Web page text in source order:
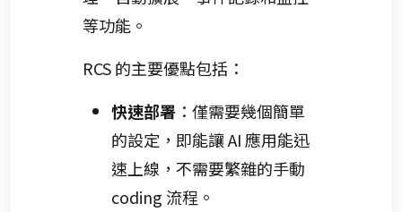
等功能。
RCS 的主要優點包括：
快速部署 ：僅需要幾個簡單
的設定，即能讓 AI 應用能迅
速上線，不需要繁雜的手動
coding 流程。